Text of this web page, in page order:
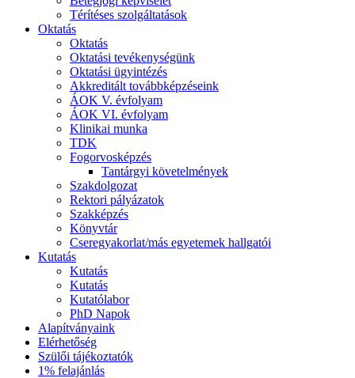
Térítéses szolgáltatások
Oktatás
Oktatás
Oktatási tevékenységünk
Oktatási ügyintézés
Akkreditált továbbképzéseink
ÁOK V. évfolyam
ÁOK VI. évfolyam
Klinikai munka
TDK
Fogorvosképzés
Tantárgyi követelmények
Szakdolgozat
Rektori pályázatok
Szakképzés
Könyvtár
Cseregyakorlat/más egyetemek hallgatói
Kutatás
Kutatás
Kutatás
Kutatólabor
PhD Napok
Alapítványaink
Elérhetőség
Szülői tájékoztatók
1% felajánlás